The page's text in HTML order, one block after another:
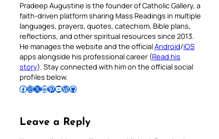
Pradeep Augustine is the founder of Catholic Gallery, a
faith-driven platform sharing Mass Readings in multiple
languages, prayers, quotes, catechism, Bible plans,
reflections, and other spiritual resources since 2013.
He manages the website and the officialAndroid/iOS
apps alongside his professional career (Read his
story). Stay connected with him on the official social
profiles below.
Follow Pradeep on Facebook Follow Pradeep on InstagramFollow Pradeep on X Follow Pradeep on LinkedIn Follow Pradeep on Pinterest Subscribe to Pradeep’s Youtube Channel Follow Pradeep on WordPress Follow Pradeep on GitHub
Leave a Reply